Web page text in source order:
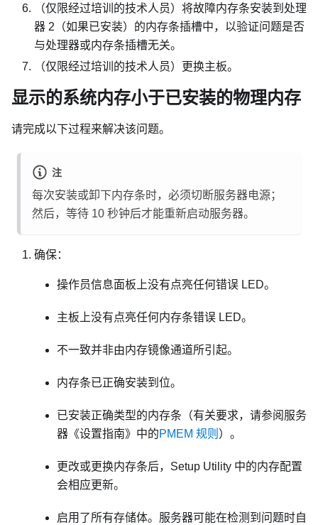
（仅限经过培训的技术人员）将故障内存条安装到处理
器 2（如果已安装）的内存条插槽中，以验证问题是否
与处理器或内存条插槽无关。
（仅限经过培训的技术人员）更换主板。
显示的系统内存小于已安装的物理内存
请完成以下过程来解决该问题。
注
每次安装或卸下内存条时，必须切断服务器电源；
然后，等待 10 秒钟后才能重新启动服务器。
确保：
操作员信息面板上没有点亮任何错误 LED。
主板上没有点亮任何内存条错误 LED。
不一致并非由内存镜像通道所引起。
内存条已正确安装到位。
已安装正确类型的内存条（有关要求，请参阅服务
器《设置指南》中的PMEM 规则 ）。
更改或更换内存条后，Setup Utility 中的内存配置
会相应更新。
启用了所有存储体。服务器可能在检测到问题时自